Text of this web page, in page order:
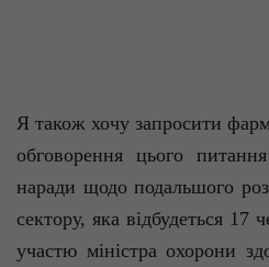
Я також хочу запросити
обговорення цього
наради щодо подальшого
сектору, яка відбудеться
участю міністра охорони